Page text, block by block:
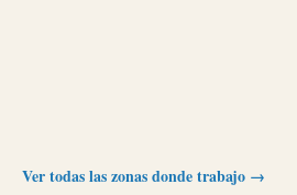
Ver todas las zonas donde trabajo →